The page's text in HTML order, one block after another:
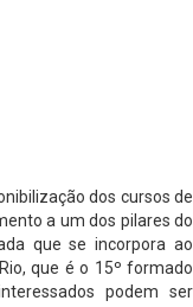
dos cursos de
a um dos pilares do
que se incorpora ao
que é o 15º formado
podem ser